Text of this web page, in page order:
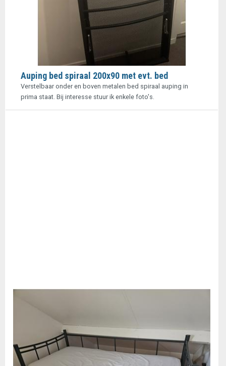
Auping bed spiraal 200x90 met evt. bed
Verstelbaar onder en boven metalen bed spiraal auping in
prima staat. Bij interesse stuur ik enkele foto's.